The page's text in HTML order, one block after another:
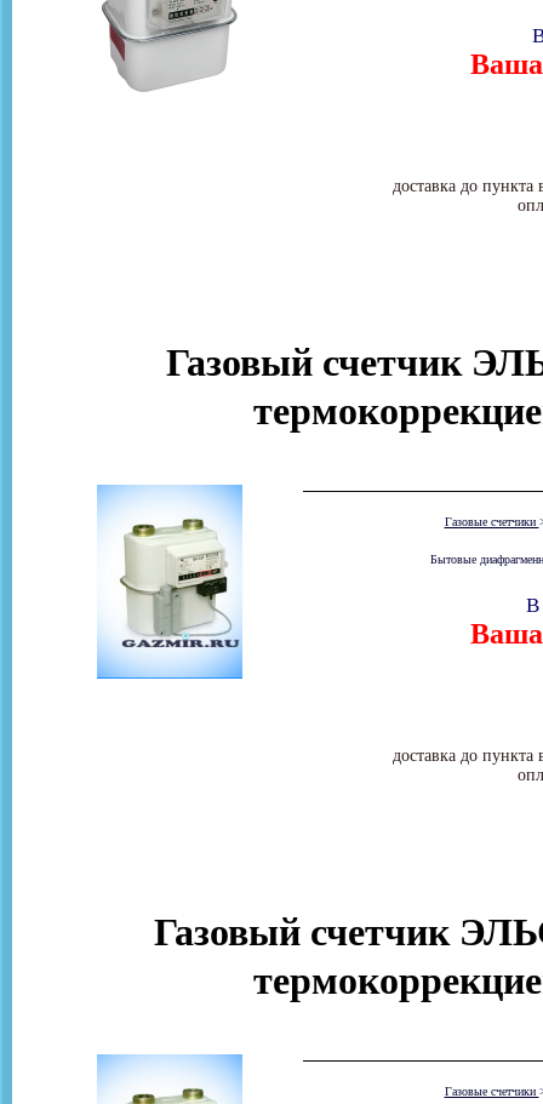
Ваша
доставка до
Газовый счетчик
Газовые счетчики
Бытовые
Ваша
доставка до
В
Газовый счетчик
Газовые счетчики